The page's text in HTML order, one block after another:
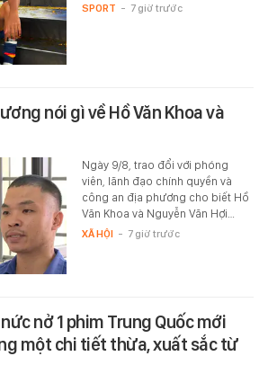
SPORT - 7 giờ trước
nói gì về Hồ Văn Khoa và
Ngày 9/8, trao đổi với phóng
viên, lãnh đạo chính quyền và
công an địa phương cho biết Hồ
Văn Khoa và Nguyễn Văn Hợi…
XÃ HỘI - 7 giờ trước
nở 1 phim Trung Quốc mới
một chi tiết thừa, xuất sắc từ